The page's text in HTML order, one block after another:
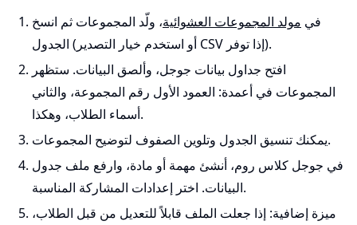
في مولد المجموعات العشوائية، ولّد المجموعات ثم انسخ
الجدول (أو استخدم خيار التصدير CSV إذا توفر).
افتح جداول بيانات جوجل، وألصق البيانات. ستظهر
المجموعات في أعمدة: العمود الأول رقم المجموعة، والثاني
أسماء الطلاب، وهكذا.
يمكنك تنسيق الجدول وتلوين الصفوف لتوضيح المجموعات.
في جوجل كلاس روم، أنشئ مهمة أو مادة، وارفع ملف جدول
البيانات. اختر إعدادات المشاركة المناسبة.
ميزة إضافية: إذا جعلت الملف قابلاً للتعديل من قبل الطلاب،